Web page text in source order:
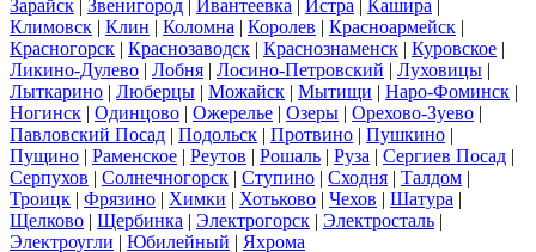
Зарайск | Звенигород | Ивантеевка | Истра | Кашира |
Климовск | Клин | Коломна | Королев | Красноармейск |
Красногорск | Краснозаводск | Краснознаменск | Куровское |
Ликино-Дулево | Лобня | Лосино-Петровский | Луховицы |
Лыткарино | Люберцы | Можайск | Мытищи | Наро-Фоминск |
Ногинск | Одинцово | Ожерелье | Озеры | Орехово-Зуево |
Павловский Посад | Подольск | Протвино | Пушкино |
Пущино | Раменское | Реутов | Рошаль | Руза | Сергиев Посад |
Серпухов | Солнечногорск | Ступино | Сходня | Талдом |
Троицк | Фрязино | Химки | Хотьково | Чехов | Шатура |
Щелково | Щербинка | Электрогорск | Электросталь |
Электроугли | Юбилейный | Яхрома